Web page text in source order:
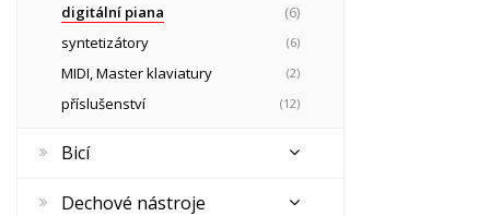
digitální piana
(6)
syntetizátory
(6)
MIDI, Master klaviatury (2)
příslušenství (12)
Bicí
Dechové nástroje